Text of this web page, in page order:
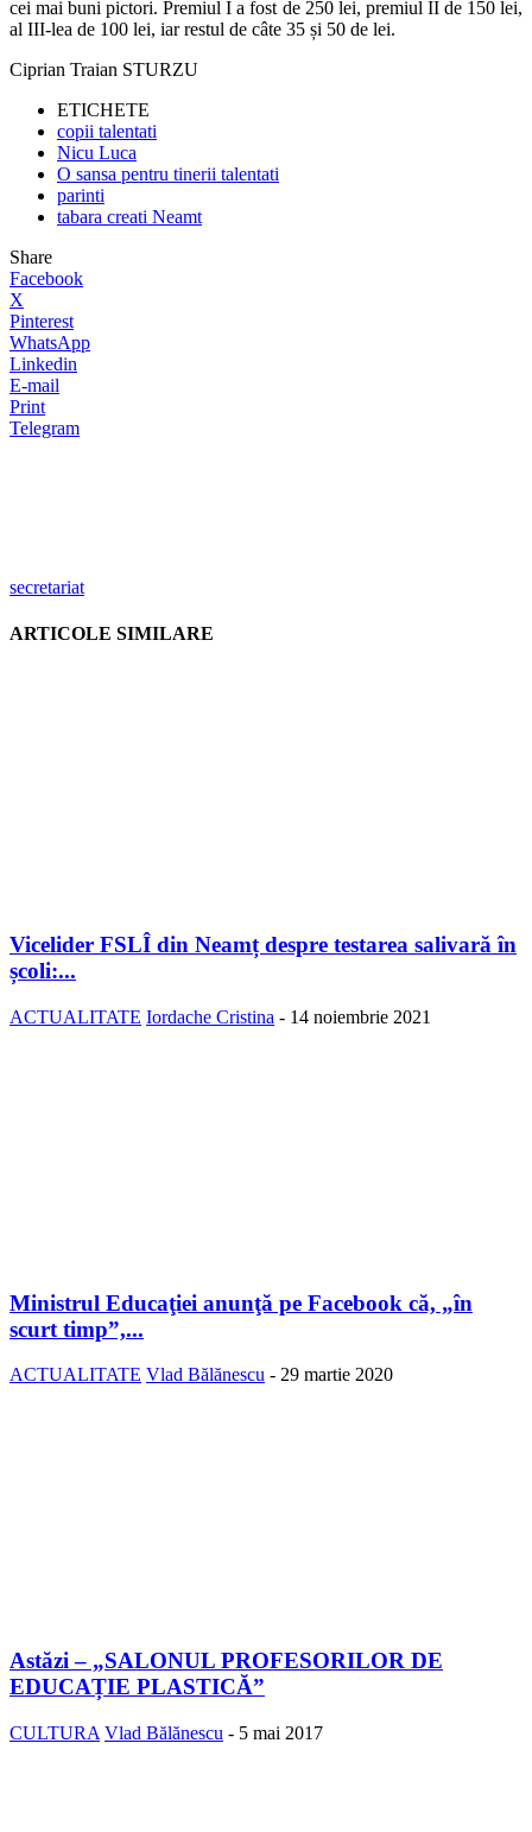
cei mai buni pictori. Premiul I a fost de 250 lei, premiul II de 150 lei,
al III-lea de 100 lei, iar restul de câte 35 și 50 de lei.
Ciprian Traian STURZU
ETICHETE
copii talentati
Nicu Luca
O sansa pentru tinerii talentati
parinti
tabara creati Neamt
Share
Facebook
X
Pinterest
WhatsApp
Linkedin
E-mail
Print
Telegram
secretariat
ARTICOLE SIMILARE
Vicelider FSLÎ din Neamț despre testarea salivară în
școli:...
ACTUALITATE Iordache Cristina - 14 noiembrie 2021
Ministrul Educaţiei anunţă pe Facebook că, „în
scurt timp”,...
ACTUALITATE Vlad Bălănescu - 29 martie 2020
Astăzi – „SALONUL PROFESORILOR DE
EDUCAȚIE PLASTICĂ”
CULTURA Vlad Bălănescu - 5 mai 2017